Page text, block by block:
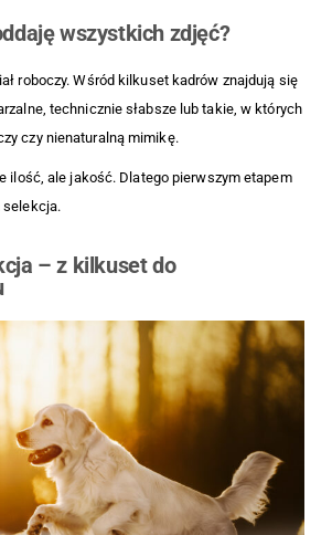
wszystkich zdjęć?
roboczy. Wśród kilkuset kadrów znajdują się
technicznie słabsze lub takie, w których
czy nienaturalną mimikę.
ilość, ale jakość. Dlatego pierwszym etapem
selekcja.
– z kilkuset do